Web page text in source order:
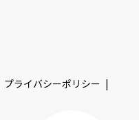
プライバシーポリシー